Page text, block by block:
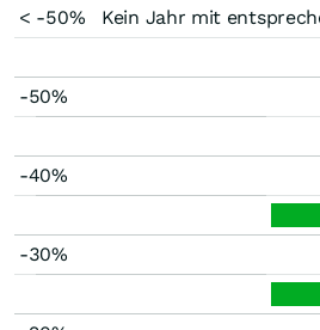
< -50%
Kein Jahr mit
-50%
-40%
-30%